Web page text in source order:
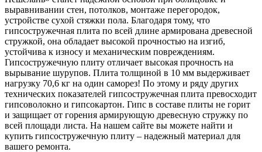
выравнивании стен, потолков, монтаже перегородок,
устройстве сухой стяжки пола. Благодаря тому, что
гипсостружечная плита по всей длине армирована древесной
стружкой, она обладает высокой прочностью на изгиб,
устойчива к износу и механическим повреждениям.
Гипсостружечную плиту отличает высокая прочность на
вырывание шурупов. Плита толщиной в 10 мм выдерживает
нагрузку 70,6 кг на один саморез! По этому и ряду других
технических показателей гипсостружечная плита превосходит
гипсоволокно и гипсокартон. Гипс в составе плиты не горит
и защищает от горения армирующую древесную стружку по
всей площади листа. На нашем сайте вы можете найти и
купить гипсостружечную плиту – надежный материал для
вашего ремонта.